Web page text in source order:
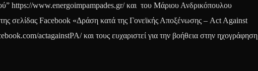
https://www.energoimpampades.gr/ και του Μάριου Ανδρικόπουλου
της σελίδας Facebook «Δράση κατά της Γονεϊκής Αποξένωσης – Act Against
actagainstPA/ και τους ευχαριστεί για την βοήθεια στην ηχογράφηση